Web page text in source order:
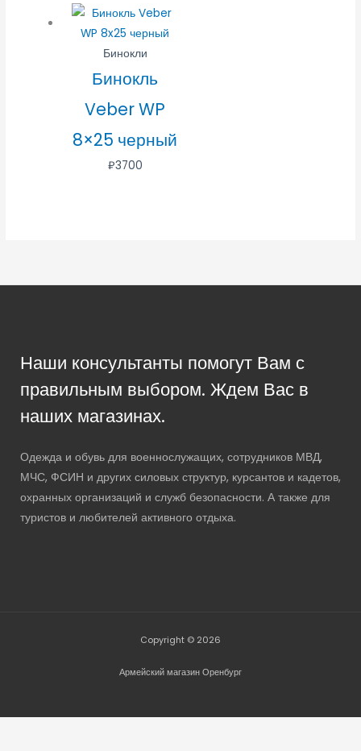
Бинокли
Бинокль
Veber WP
8×25 черный
₽3700
Наши консультанты помогут Вам с
правильным выбором. Ждем Вас в
наших магазинах.
Одежда и обувь для военнослужащих, сотрудников МВД,
МЧС, ФСИН и других силовых структур, курсантов и кадетов,
охранных организаций и служб безопасности. А также для
туристов и любителей активного отдыха.
Copyright © 2026
Армейский магазин Оренбург